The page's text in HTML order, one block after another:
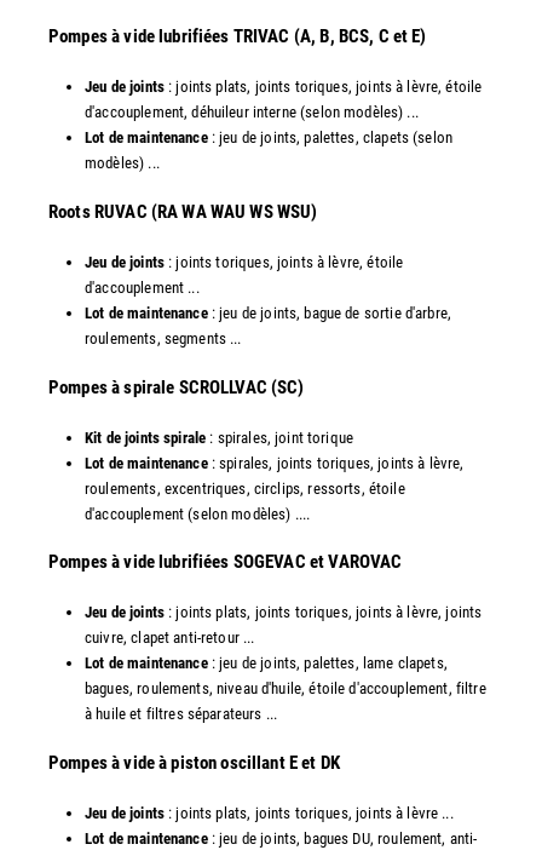
Pompes à vide lubrifiées TRIVAC (A, B, BCS, C et E)
Jeu de joints: joints plats, joints toriques, joints à lèvre, étoile
d'accouplement, déhuileur interne (selon modèles) ...
Lot de maintenance: jeu de joints, palettes, clapets (selon
modèles) ...
​Roots RUVAC (RA WA WAU WS WSU)
Jeu de joints: joints toriques, joints à lèvre, étoile
d'accouplement ...
Lot de maintenance : jeu de joints, bague de sortie d'arbre,
roulements, segments ...
​Pompes à spirale SCROLLVAC (SC)
Kit de joints spirale : spirales, joint torique
Lot de maintenance: spirales, joints toriques, joints à lèvre,
roulements, excentriques, circlips, ressorts, étoile
d'accouplement (selon modèles) ....
​Pompes à vide lubrifiées SOGEVAC et VAROVAC
Jeu de joints: joints plats, joints toriques, joints à lèvre, joints
cuivre, clapet anti-retour ...
Lot de maintenance: jeu de joints, palettes, lame clapets,
bagues, roulements, niveau d'huile, étoile d'accouplement, filtre
à huile et filtres séparateurs ...
​Pompes à vide à piston oscillant E et DK
Jeu de joints: joints plats, joints toriques, joints à lèvre ...
Lot de maintenance: jeu de joints, bagues DU, roulement, anti-